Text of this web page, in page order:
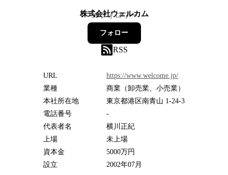
株式会社ウェルカム
99フォロワー
フォロー
RSS
URL
https://www.welcome.jp/
業種
商業（卸売業、小売業）
本社所在地
東京都港区南青山 1-24-3
電話番号
-
代表者名
横川正紀
上場
未上場
資本金
5000万円
設立
2002年07月